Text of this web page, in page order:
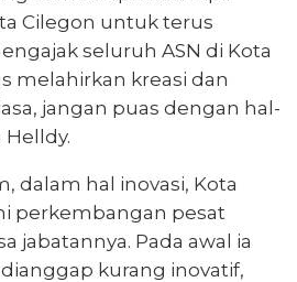
Cilegon untuk terus
seluruh ASN di Kota
melahirkan kreasi dan
jangan puas dengan hal-
Helldy.
dalam hal inovasi, Kota
perkembangan pesat
jabatannya. Pada awal ia
kurang inovatif,